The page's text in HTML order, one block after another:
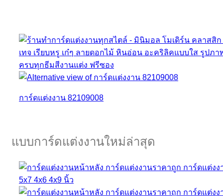
การ์ดแต่งงาน 82109008
แบบการ์ดแต่งงานใหม่ล่าสุด